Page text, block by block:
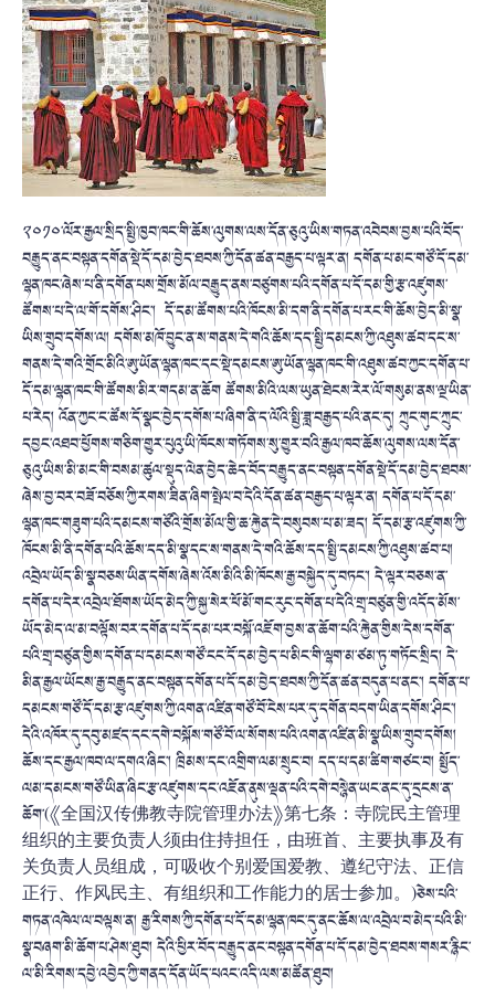
༢༠༡༠་ལོར་རྒྱལ་སྲིད་སྤྱི་ཁྱབ་ཁང་གི་ཆོས་ལུགས་ལས་དོན་ཅུའུ་ཡིས་གཏན་འབེབས་བྱས་པའི་བོད་
བརྒྱུད་ནང་བསྟན་དགོན་སྡེ་དོ་དམ་བྱེད་ཐབས་ཀྱི་དོན་ཚན་བརྒྱད་པ་ལྟར་ན། དགོན་པ་མང་གཙོ་དོ་དམ་
ལྷན་ཁང་ཞེས་པ་ནི་དགོན་པས་གྲོས་མོལ་བརྒྱུད་ནས་བཙུགས་པའི་དགོན་པ་དོ་དམ་གྱི་རྩ་འཛུགས་
ཚོགས་པ་དེ་ལ་གོ་དགོས་ཤིང་། དོ་དམ་ཚོགས་པའི་ཁོངས་མི་དག་ནི་དགོན་པ་རང་གི་ཆོས་བྱེད་མི་སྣ་
ཡིས་གྲུབ་དགོས་ལ། དགོས་མཁོ་བྱུང་ན་ས་གནས་དེ་གའི་ཆོས་དད་སྤྱི་དམངས་ཀྱི་འཐུས་ཚབ་དང་ས་
གནས་དེ་གའི་གྲོང་མིའི་ཨུ་ཡོན་ལྷན་ཁང་དང་སྡེ་དམངས་ཨུ་ཡོན་ལྷན་ཁང་གི་འཐུས་ཚབ་ཀྱང་དགོན་པ་
དོ་དམ་ལྷན་ཁང་གི་ཚོགས་མིར་གདམ་ན་ཆོག ཚོགས་མིའི་ལས་ཡུན་ཐེངས་རེར་ལོ་གསུམ་ནས་ལྔ་ཡིན་
པ་རེད། འོན་ཀྱང་ང་ཚོས་དོ་སྣང་བྱེད་དགོས་པ་ཞིག་ནི་ད་ལོའི་སྤྱི་ཟླ་བརྒྱད་པའི་ནང་དུ། ཀྲུང་གུང་ཀྲུང་
དབྱང་འཐབ་ཕྱོགས་གཅིག་གྱུར་པུའུ་ཡི་ཁོངས་གཏོགས་སུ་གྱུར་བའི་རྒྱལ་ཁབ་ཆོས་ལུགས་ལས་དོན་
ཅུའུ་ཡིས་མི་མང་གི་བསམ་ཚུལ་སྡུད་ལེན་བྱེད་ཆེད་བོད་བརྒྱུད་ནང་བསྟན་དགོན་སྡེ་དོ་དམ་བྱེད་ཐབས་
ཞེས་བྱ་བར་བཟོ་བཅོས་ཀྱི་རགས་ཟིན་ཞིག་སྤེལ་བ་དེའི་དོན་ཚན་བརྒྱད་པ་ལྟར་ན། དགོན་པ་དོ་དམ་
ལྷན་ཁང་གཟུག་པའི་དམངས་གཙོའི་གྲོས་མོལ་གྱི་ཆ་རྐྱེན་དེ་བསུབས་པ་མ་ཟད། དོ་དམ་རྩ་འཛུགས་ཀྱི་
ཁོངས་མི་ནི་དགོན་པའི་ཆོས་དད་མི་སྣ་དང་ས་གནས་དེ་གའི་ཆོས་དད་སྤྱི་དམངས་ཀྱི་འཐུས་ཚབ་པ།
འབྲེལ་ཡོད་མི་སྣ་བཅས་ཡིན་དགོས་ཞེས་འོས་མིའི་མི་ཁོངས་རྒྱ་བསྐྱེད་དུ་བཏང་། དེ་ལྟར་བཅས་ན་
དགོན་པ་དེར་འབྲེལ་ཐོགས་ཡོད་མེད་ཀྱི་སྐྱ་སེར་ཕོ་མོ་གང་རུང་དགོན་པ་དེའི་གྲྭ་བཙུན་གྱི་འདོད་མོས་
ཡོད་མེད་ལ་མ་བལྟོས་བར་དགོན་པ་དོ་དམ་པར་བསྐོ་འཇོག་བྱས་ན་ཆོག་པའི་རྐྱེན་གྱིས་དེས་དགོན་
པའི་གྲྭ་བཙུན་གྱིས་དགོན་པ་དམངས་གཙོ་ངང་དོ་དམ་བྱེད་པ་མིང་གི་ལྷག་མ་ཙམ་ཏུ་གཏོང་སྲིད། དེ་
མིན་རྒྱལ་ཡོངས་རྒྱ་བརྒྱུད་ནང་བསྟན་དགོན་པ་དོ་དམ་བྱེད་ཐབས་ཀྱི་དོན་ཚན་བདུན་པ་ནང་། དགོན་པ་
དམངས་གཙོ་དོ་དམ་རྩ་འཛུགས་ཀྱི་འགན་འཛིན་གཙོ་བོ་ངེས་པར་དུ་དགོན་བདག་ཡིན་དགོས་ཤིང་།
དེའི་འཁོར་དུ་དབུ་མཛད་དང་དགེ་བསྐོས་གཙོ་བོ་ལ་སོགས་པའི་འགན་འཛིན་མི་སྣ་ཡིས་གྲུབ་དགོས།
ཆོས་དང་རྒྱལ་ཁབ་ལ་དགའ་ཞིང་། ཁྲིམས་དང་འགྲིག་ལམ་སྲུང་བ། དད་པ་དམ་ཚིག་གཙང་བ། སྤྱོད་
ལམ་དམངས་གཙོ་ཡིན་ཞིང་རྩ་འཛུགས་དང་འཇོན་ནུས་ལྡན་པའི་དགེ་བསྙེན་ཡང་ནང་དུ་དྲངས་ན་
ཆོག་(《全国汉传佛教寺院管理办法》第七条：寺院民主管理
组织的主要负责人须由住持担任，由班首、主要执事及有
关负责人员组成，可吸收个别爱国爱教、遵纪守法、正信
正行、作风民主、有组织和工作能力的居士参加。)ཅེས་པའི་
གཏན་འཁེལ་ལ་བལྟས་ན། རྒྱ་རིགས་ཀྱི་དགོན་པ་དོ་དམ་ལྷན་ཁང་དུ་ནང་ཆོས་ལ་འབྲེལ་བ་མེད་པའི་མི་
སྣ་བཞག་མི་ཆོག་པ་ཤེས་ཐུབ། དེའི་ཕྱིར་བོད་བརྒྱུད་ནང་བསྟན་དགོན་པ་དོ་དམ་བྱེད་ཐབས་གསར་རྙིང་
ལ་མི་རིགས་དབྱེ་འབྱེད་ཀྱི་གནད་དོན་ཡོད་པའང་འདི་ལས་མཚོན་ཐུབ།